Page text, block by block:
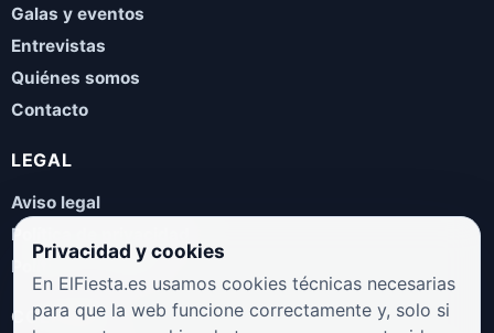
Galas y eventos
Entrevistas
Quiénes somos
Contacto
LEGAL
Aviso legal
Política de privacidad
Política de cookies
COLABORA
Privacidad y cookies
En ElFiesta.es usamos cookies técnicas necesarias
para que la web funcione correctamente y, solo si